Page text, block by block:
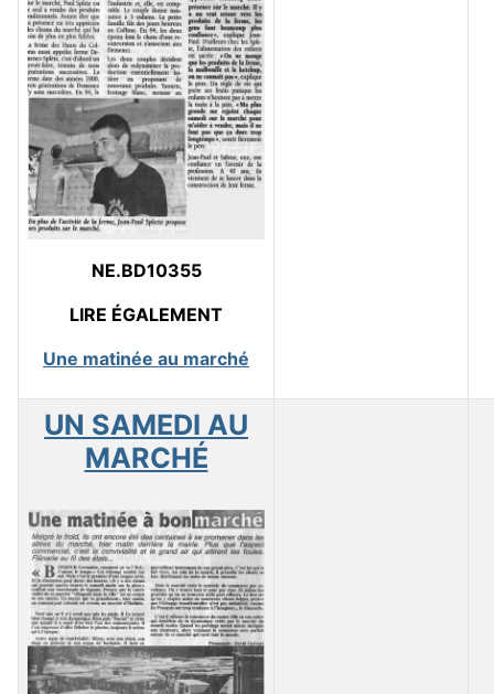
NE.BD10355
LIRE ÉGALEMENT
Une matinée au marché
UN SAMEDI AU
MARCHÉ